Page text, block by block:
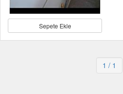
Sepete Ekle
1 / 1